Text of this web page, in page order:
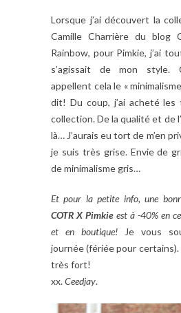
Lorsque j’ai découvert la
Camille Charrière du blog
Rainbow, pour Pimkie, j’ai
s’agissait de mon style.
appellent cela le «
dit! Du coup, j’ai acheté les
collection. De la qualité et de
là… J’aurais eu tort de m’en
je suis très grise. Envie de
de minimalisme gris…
Et pour la petite info, une
COTR X Pimkie est à -40% en
et en boutique! Je vous
journée (fériée pour certains).
très fort!
xx.Ceedjay.